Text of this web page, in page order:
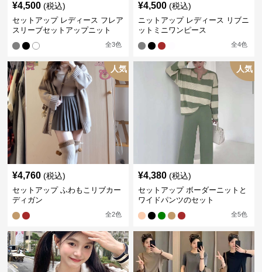
¥4,500 (税込)
セットアップ レディース フレア
スリーブセットアップニット
全3色
¥4,500 (税込)
ニットアップ レディース リブニ
ットミニワンピース
全4色
人気
¥4,760 (税込)
セットアップ ふわもこリブカー
ディガン
全2色
人気
¥4,380 (税込)
セットアップ ボーダーニットと
ワイドパンツのセット
全5色